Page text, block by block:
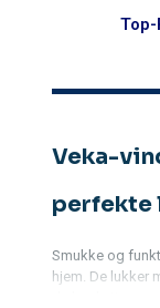
Veka-
perfekte
Smukke og
hjem. De lukker